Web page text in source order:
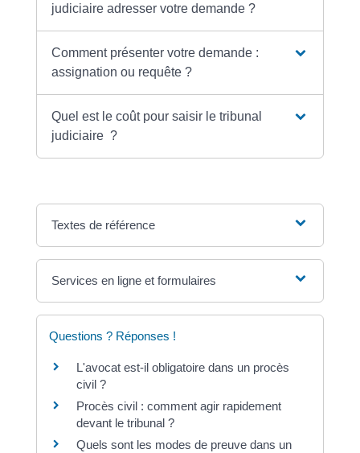
judiciaire adresser votre demande ?
Comment présenter votre demande :
assignation ou requête ?
Quel est le coût pour saisir le tribunal
judiciaire ?
Textes de référence
Services en ligne et formulaires
Questions ? Réponses !
L'avocat est-il obligatoire dans un procès
civil ?
Procès civil : comment agir rapidement
devant le tribunal ?
Quels sont les modes de preuve dans un